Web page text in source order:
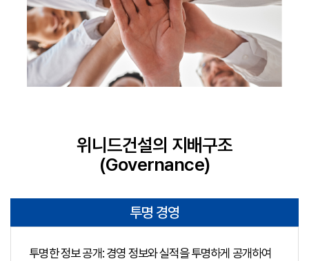
위니드건설의 지배구조
(Governance)
투명 경영
투명한 정보 공개: 경영 정보와 실적을 투명하게 공개하여